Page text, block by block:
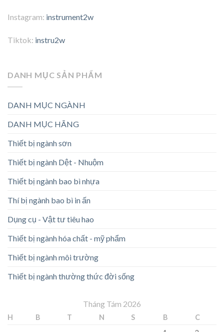
Instagram: instrument2w
Tiktok: instru2w
DANH MỤC SẢN PHẨM
DANH MỤC NGÀNH
DANH MỤC HÃNG
Thiết bị ngành sơn
Thiết bị ngành Dệt - Nhuộm
Thiết bị ngành bao bì nhựa
Thí bị ngành bao bì in ấn
Dụng cụ - Vật tư tiêu hao
Thiết bị ngành hóa chất - mỹ phẩm
Thiết bị ngành môi trường
Thiết bị ngành thường thức đời sống
Tháng Tám 2026
H B T N S B
C